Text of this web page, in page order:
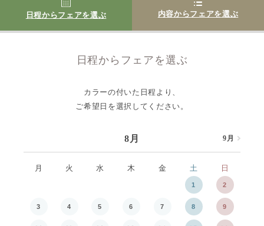
日程からフェアを選ぶ 内容からフェアを選ぶ
日程からフェアを選ぶ
カラーの付いた日程より、
ご希望日を選択してください。
8月 9月
月 火 水 木 金 土 日
1 2
3 4 5 6 7 8 9